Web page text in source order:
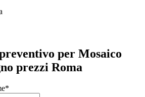
per Mosaico
prezzi Roma
*